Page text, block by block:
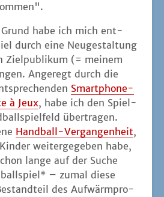
Grund habe ich mich ent­
durch eine Neu­ge­stal­tung
Ziel­pu­bli­kum (= mei­nem
Ange­regt durch die
Smart­phone-
à Jeux, habe ich den Spiel­
über­tra­gen.
Hand­ball-Ver­gan­gen­heit,
wei­ter­ge­ge­ben habe,
lan­ge auf der Suche
– zumal die­se
des Auf­wärm­pro­